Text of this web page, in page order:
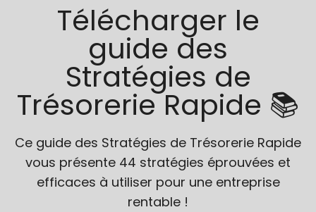
Télécharger le
guide des
Stratégies de
Trésorerie Rapide 📚
Ce guide des Stratégies de Trésorerie Rapide
vous présente 44 stratégies éprouvées et
efficaces à utiliser pour une entreprise
rentable !